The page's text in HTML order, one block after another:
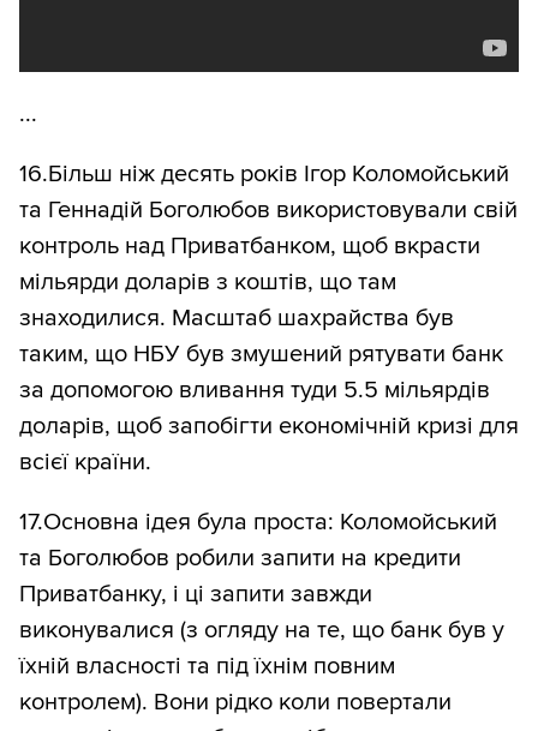
...
16.Більш ніж десять років Ігор Коломойський
та Геннадій Боголюбов використовували свій
контроль над Приватбанком, щоб вкрасти
мільярди доларів з коштів, що там
знаходилися. Масштаб шахрайства був
таким, що НБУ був змушений рятувати банк
за допомогою вливання туди 5.5 мільярдів
доларів, щоб запобігти економічній кризі для
всієї країни.
17.Основна ідея була проста: Коломойський
та Боголюбов робили запити на кредити
Приватбанку, і ці запити завжди
виконувалися (з огляду на те, що банк був у
їхній власності та під їхнім повним
контролем). Вони рідко коли повертали